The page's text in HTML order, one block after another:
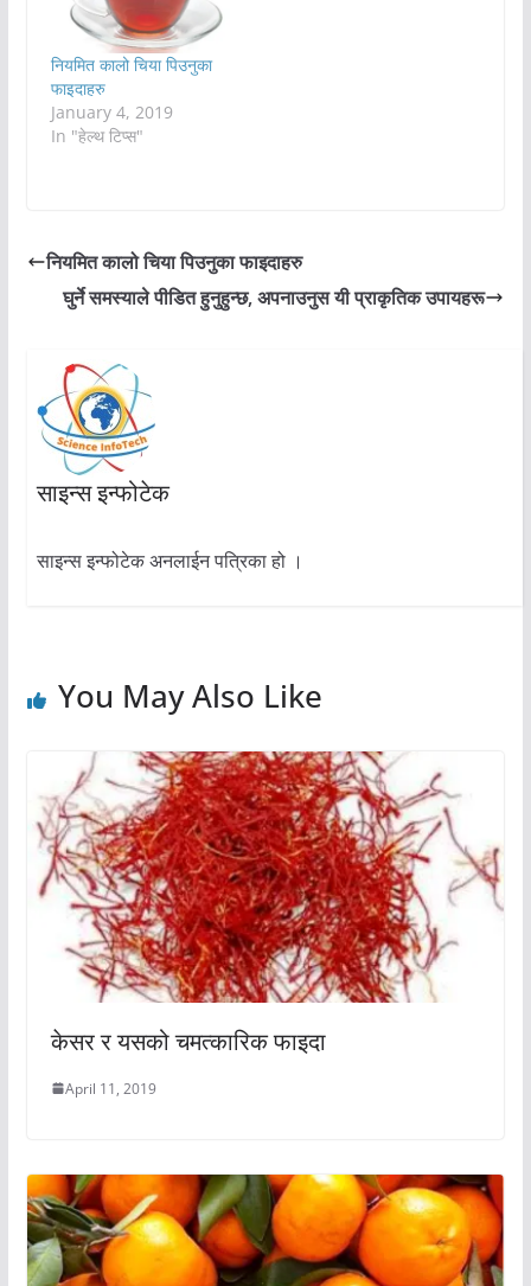
नियमित कालो चिया पिउनुका
फाइदाहरु
January 4, 2019
In "हेल्थ टिप्स"
नियमित कालो चिया पिउनुका फाइदाहरु
घुर्ने समस्याले पीडित हुनुहुन्छ, अपनाउनुस यी प्राकृतिक उपायहरू
साइन्स इन्फोटेक
साइन्स इन्फोटेक अनलाईन पत्रिका हो ।
You May Also Like
केसर र यसको चमत्कारिक फाइदा
April 11, 2019